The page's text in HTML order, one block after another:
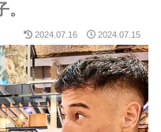
2024.07.16 2024.07.15